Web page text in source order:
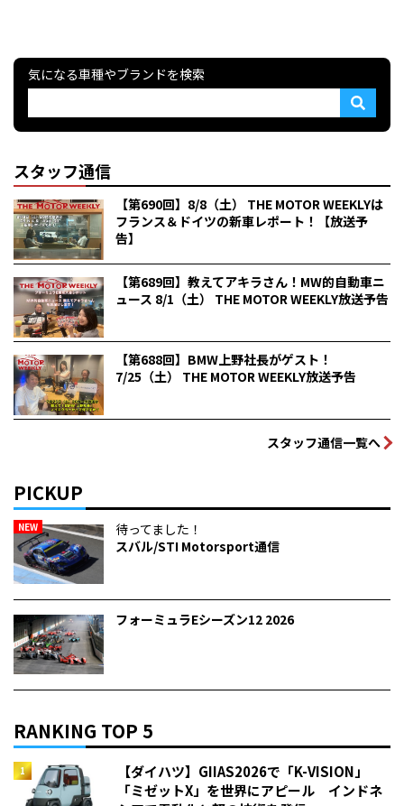
気になる車種やブランドを検索
スタッフ通信
【第690回】8/8（土） THE MOTOR WEEKLYは
フランス＆ドイツの新車レポート！【放送予
告】
【第689回】教えてアキラさん！MW的自動車ニ
ュース 8/1（土） THE MOTOR WEEKLY放送予告
【第688回】BMW上野社長がゲスト！
7/25（土） THE MOTOR WEEKLY放送予告
スタッフ通信一覧へ
PICKUP
NEW
待ってました！
スバル/STI Motorsport通信
フォーミュラEシーズン12 2026
RANKING TOP 5
【ダイハツ】GIIAS2026で「K-VISION」
「ミゼットX」を世界にアピール インドネ